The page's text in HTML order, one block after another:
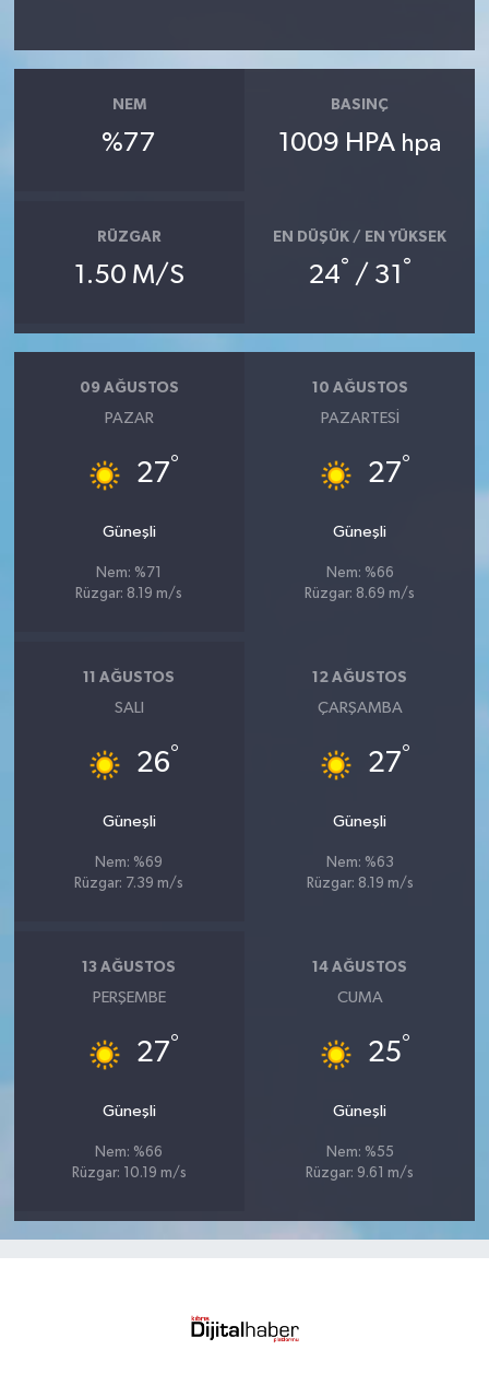
NEM
%77
BASINÇ
1009 HPA hpa
RÜZGAR
1.50 M/S
EN DÜŞÜK / EN YÜKSEK
24° / 31 °
09 AĞUSTOS
PAZAR
27°
Güneşli
Nem: %71
Rüzgar: 8.19 m/s
10 AĞUSTOS
PAZARTESI
27°
Güneşli
Nem: %66
Rüzgar: 8.69 m/s
11 AĞUSTOS
SALI
26°
Güneşli
Nem: %69
Rüzgar: 7.39 m/s
12 AĞUSTOS
ÇARŞAMBA
27°
Güneşli
Nem: %63
Rüzgar: 8.19 m/s
13 AĞUSTOS
PERŞEMBE
27°
Güneşli
Nem: %66
Rüzgar: 10.19 m/s
14 AĞUSTOS
CUMA
25°
Güneşli
Nem: %55
Rüzgar: 9.61 m/s